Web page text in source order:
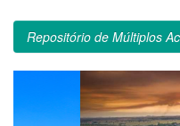
Repositório de Múltiplos